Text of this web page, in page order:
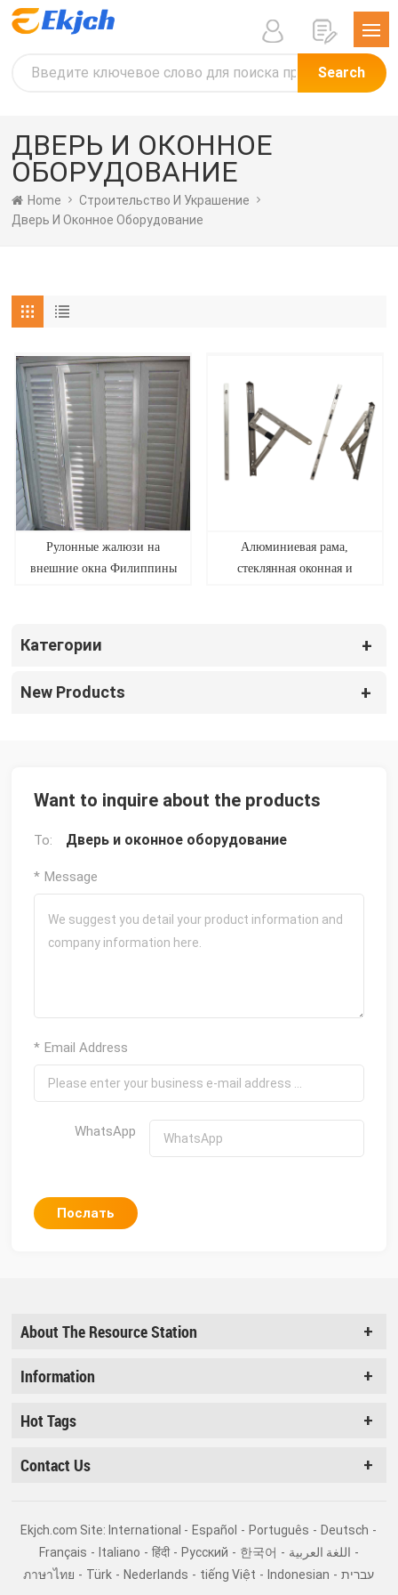
Search
ДВЕРЬ И ОКОННОЕ
ОБОРУДОВАНИЕ
Home
Строительство И Украшение
Дверь И Оконное Оборудование
Рулонные жалюзи на
внешние окна Филиппины
Алюминиевая рама,
стеклянная оконная и
Категории
New Products
Want to inquire about the products
To: Дверь и оконное оборудование
* Message
* Email Address
WhatsApp
Послать
About The Resource Station
Information
Hot Tags
Contact Us
Ekjch.com Site: International - Español - Português - Deutsch -
Français - Italiano - हिंदी - Pусский - 한국어 - اللغة العربية -
ภาษาไทย - Türk - Nederlands - tiếng Việt - Indonesian - עברית